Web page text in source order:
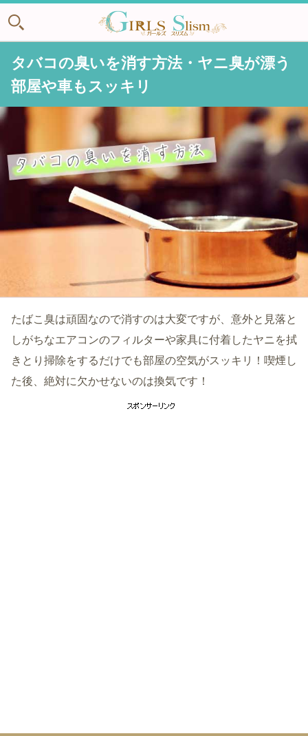
タバコの臭いを消す方法・ヤニ臭が漂う
部屋や車もスッキリ
たばこ臭は頑固なので消すのは大変ですが、意外と見落と
しがちなエアコンのフィルターや家具に付着したヤニを拭
きとり掃除をするだけでも部屋の空気がスッキリ！喫煙し
た後、絶対に欠かせないのは換気です！